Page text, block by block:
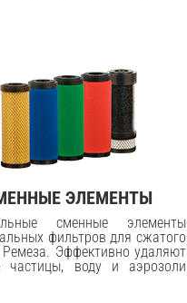
ЭЛЕМЕНТЫ
сменные элементы
фильтров для сжатого
Ремеза. Эффективно удаляют
частицы, воду и аэрозоли